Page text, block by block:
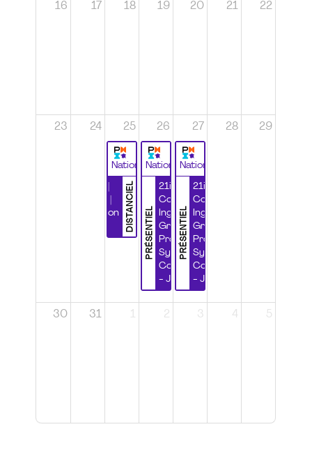
16 17 18 19 20 21 22
23 24 25
National
DISTANCIEL
Certification
26
National
PRÉSENTIEL
21ième
Congrès
Ingénierie
Grands
Projets et
Systèmes
Complexes
- Jour 1
27
National
PRÉSENTIEL
21ième
Congrès
Ingénierie
Grands
Projets et
Systèmes
Complexes
- Jour 2
28 29
30 31 1 2 3 4 5